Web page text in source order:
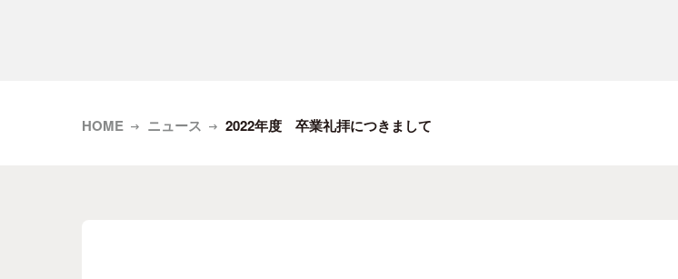
HOME ニュース 2022年度 卒業礼拝につきまして